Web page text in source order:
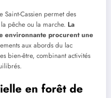
Cassien permet des
pêche ou la marche. La
environnante procurent une
aux abords du lac
bien-être, combinant activités
en forêt de